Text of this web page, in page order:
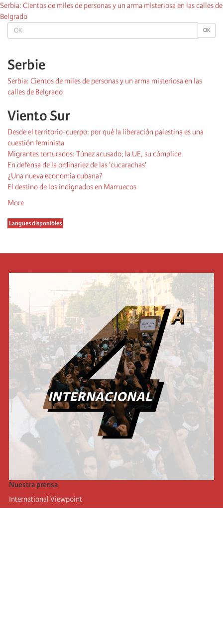
OK OK
Serbie
Serbia: Cientos de miles de personas y un arma misteriosa en las
calles de Belgrado
Viento Sur
Desde el territorio-cuerpo: por qué la liberación palestina es una
cuestión feminista
Migrantes torturados: Túnez acusado; la UE, su cómplice
En defensa de la ordinariez de las 'cucarachas'
¿Una nueva economía cubana?
El destino de los indignados en Marruecos
More
Langues disponibles
Serbia: Cientos de miles de personas y un arma misteriosa en las calles de
Belgrado
Nuestra prensa
International Viewpoint